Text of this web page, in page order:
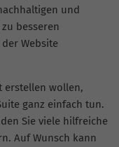
und
besseren
Website
erstellen wollen,
ganz einfach tun.
Sie viele hilfreiche
Auf Wunsch kann